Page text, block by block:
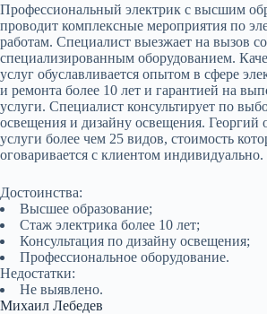
Профессиональный электрик с высшим
проводит комплексные мероприятия по
работам. Специалист выезжает на вызов со
специализированным оборудованием.
услуг обуславливается опытом в сфере
и ремонта более 10 лет и гарантией на
услуги. Специалист консультирует по
освещения и дизайну освещения. Георгий
услуги более чем 25 видов, стоимость
оговаривается с клиентом индивидуально.
Достоинства:
Высшее образование;
Стаж электрика более 10 лет;
Консультация по дизайну освещения;
Профессиональное оборудование.
Недостатки:
Не выявлено.
Михаил Лебедев